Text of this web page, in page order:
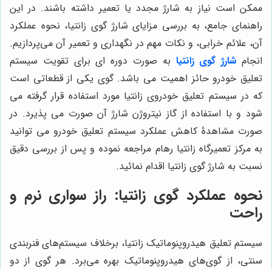
ممکن است نیاز به شارژ مجدد یا تعمیر داشته باشند. در این
راهنمای جامع، به بررسی مزایای شارژ گوی زانتیا، نحوه عملکرد
آن، علائم خرابی، و نکات مهم در نگهداری و تعمیر آن می‌پردازیم.
انجام شارژ گوی زانتیا به صورت دوره ای برای تقویت سیستم
تعلیق خودرو حائز اهمیت می باشد. گوی یکی از قطعاتی است
که در سیستم تعلیق خودروی زانتیا مورد استفاده قرار گرفته می
شود و با استفاده از گاز نیتروژن شارژ آن صورت می پذیرد. در
صورت مشاهدۀ کاهش عملکرد سیستم تعلیق خودرو می توانید
به مرکز تعمیرگاه زانتیا رهام مراجعه نموده و پس از بررسی دقیق
نسبت به شارژ گوی زانتیا اقدام نمائید.
نحوه عملکرد گوی زانتیا: راز سواری نرم و
راحت
سیستم تعلیق هیدروپنوماتیک زانتیا، برخلاف سیستم‌های فنربندی
سنتی، از گوی‌های هیدروپنوماتیک بهره می‌برد. هر گوی از دو